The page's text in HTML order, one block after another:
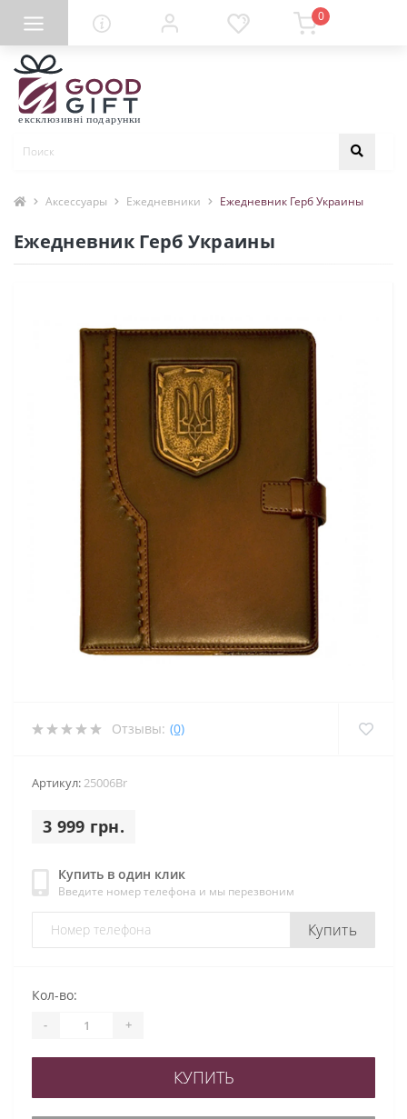
0
Аксессуары Ежедневники Ежедневник Герб Украины
Ежедневник Герб Украины
Отзывы: (0)
Артикул:25006Br
3 999 грн.
Купить в один клик
Введите номер телефона и мы перезвоним
Купить
Кол-во:
- +
КУПИТЬ